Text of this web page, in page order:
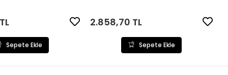
Sepete Ekle
2.858,70 TL
Sepete Ekle